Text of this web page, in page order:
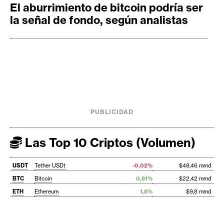
El aburrimiento de bitcoin podría ser
la señal de fondo, según analistas
PUBLICIDAD
Las Top 10 Criptos (Volumen)
USDT Tether USDt -0,02%
$48,46 mmd
BTC
Bitcoin 0,81%
$22,42 mmd
ETH
Ethereum 1,8%
$9,8 mmd